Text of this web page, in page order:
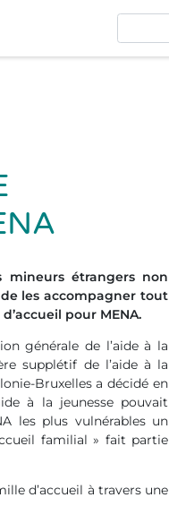
mineurs étrangers non
les accompagner tout
pour MENA.
générale de l’aide à la
supplétif de l’aide à la
Bruxelles a décidé en
à la jeunesse pouvait
les plus vulnérables un
familial » fait partie
d’accueil à travers une